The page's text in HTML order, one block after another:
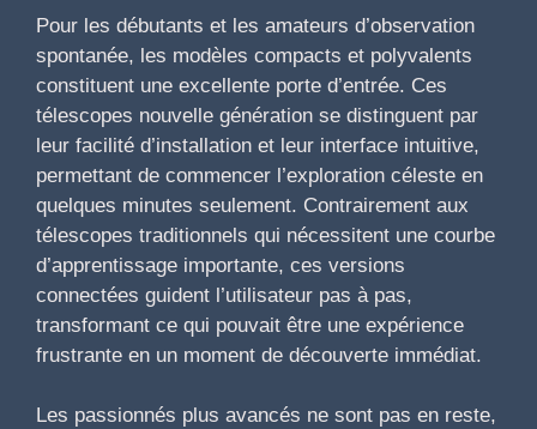
Pour les débutants et les amateurs d’observation
spontanée, les modèles compacts et polyvalents
constituent une excellente porte d’entrée. Ces
télescopes nouvelle génération se distinguent par
leur facilité d’installation et leur interface intuitive,
permettant de commencer l’exploration céleste en
quelques minutes seulement. Contrairement aux
télescopes traditionnels qui nécessitent une courbe
d’apprentissage importante, ces versions
connectées guident l’utilisateur pas à pas,
transformant ce qui pouvait être une expérience
frustrante en un moment de découverte immédiat.
Les passionnés plus avancés ne sont pas en reste,